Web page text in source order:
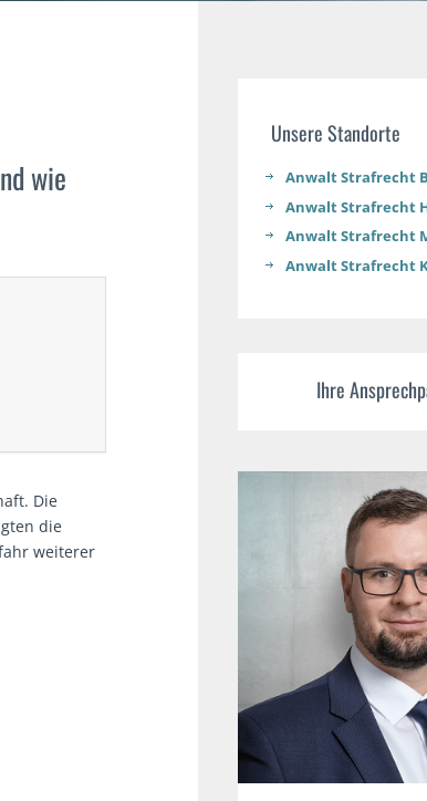
wie
Die
die
weiterer
Unsere Standorte
Anwalt Strafrecht
Anwalt Strafrecht
Anwalt Strafrecht
Anwalt Strafrecht
Ihre